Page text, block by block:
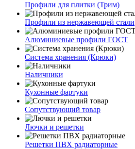
Профили для плитки (Трим)
Профили из нержавеющей стали
Алюминиевые профили ГОСТ
Система хранения (Крюки)
Наличники
Кухонные фартуки
Сопутствующий товар
Лючки и решетки
Решетки ПВХ радиаторные